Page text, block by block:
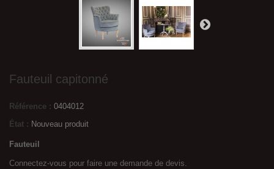
Fauteuil capitonné
Référence : 0404012
État : Nouveau produit
Fauteuil
Connectez-vous pour faire une demande de devis.